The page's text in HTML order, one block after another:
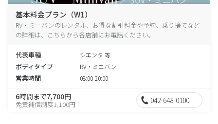
基本料金プラン（W1）
RV・ミニバンのレンタル、お得な割引料金や予約、乗り捨てなど
の詳細は、こちらから各店舗にお電話ください。
代表車種 シエンタ 等
ボディタイプ RV・ミニバン
営業時間 08:00-20:00
6時間まで7,700円
免責補償制度1,100円 042-648-0100